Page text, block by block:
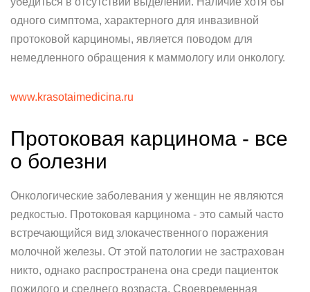
одного симптома, характерного для инвазивной
протоковой карциномы, является поводом для
немедленного обращения к маммологу или онкологу.
www.krasotaimedicina.ru
Протоковая карцинома - все
о болезни
Онкологические заболевания у женщин не являются
редкостью. Протоковая карцинома - это самый часто
встречающийся вид злокачественного поражения
молочной железы. От этой патологии не застрахован
никто, однако распространена она среди пациенток
пожилого и среднего возраста. Своевременная